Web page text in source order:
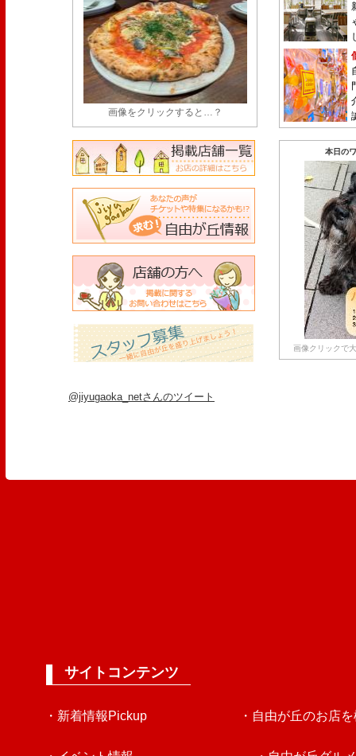
画像をクリックすると…？
本日の
画像クリックで
@jiyugaoka_netさんのツイート
サイトコンテンツ
・新着情報Pickup ・自由が丘のお店